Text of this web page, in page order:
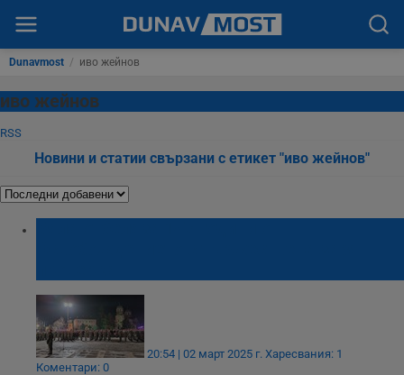
Dunavmost / иво жейнов
иво жейнов
RSS
Новини и статии свързани с етикет "иво жейнов"
20:54 | 02 март 2025 г. Харесвания: 1
Коментари: 0